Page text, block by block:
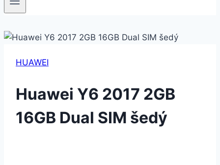
HUAWEI
Huawei Y6 2017 2GB
16GB Dual SIM šedý